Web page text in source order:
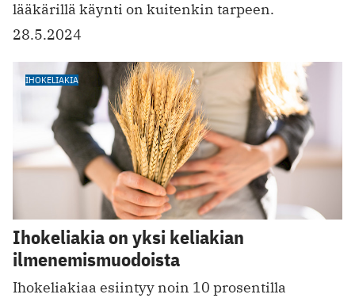
lääkärillä käynti on kuitenkin tarpeen.
28.5.2024
IHOKELIAKIA
Ihokeliakia on yksi keliakian
ilmenemismuodoista
Ihokeliakiaa esiintyy noin 10 prosentilla